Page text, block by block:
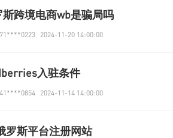
斯跨境电商wb是骗局吗
2024-11-20 14:00:00
入驻条件
2024-11-14 14:00:00
罗斯平台注册网站